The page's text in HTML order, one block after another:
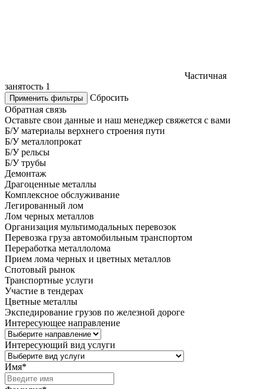
Частичная
занятость 1
Применить фильтры
Сбросить
Обратная связь
Оставьте свои данные и наш менеджер свяжется с вами
Б/У материалы верхнего строения пути
Б/У металлопрокат
Б/У рельсы
Б/У трубы
Демонтаж
Драгоценные металлы
Комплексное обслуживание
Легированный лом
Лом черных металлов
Организация мультимодальных перевозок
Перевозка груза автомобильным транспортом
Переработка металлолома
Прием лома черных и цветных металлов
Спотовый рынок
Транспортные услуги
Участие в тендерах
Цветные металлы
Экспедирование грузов по железной дороге
Интересующее направление
Интересующий вид услуги
Имя*